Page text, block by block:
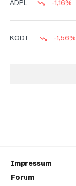
ADPL -1,16%
KODT -1,56%
Impressum
Forum